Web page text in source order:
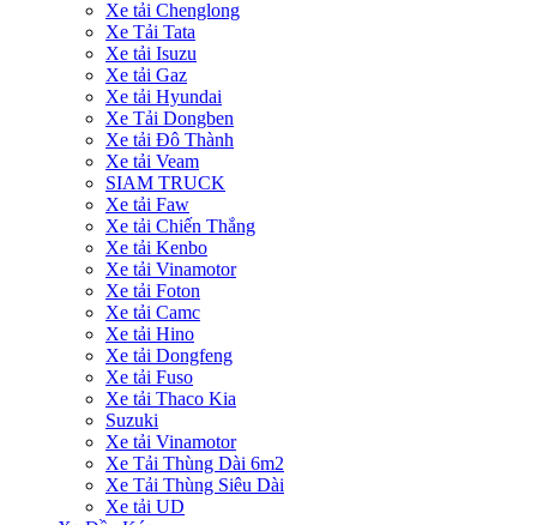
Xe tải Chenglong
Xe Tải Tata
Xe tải Isuzu
Xe tải Gaz
Xe tải Hyundai
Xe Tải Dongben
Xe tải Đô Thành
Xe tải Veam
SIAM TRUCK
Xe tải Faw
Xe tải Chiến Thắng
Xe tải Kenbo
Xe tải Vinamotor
Xe tải Foton
Xe tải Camc
Xe tải Hino
Xe tải Dongfeng
Xe tải Fuso
Xe tải Thaco Kia
Suzuki
Xe tải Vinamotor
Xe Tải Thùng Dài 6m2
Xe Tải Thùng Siêu Dài
Xe tải UD